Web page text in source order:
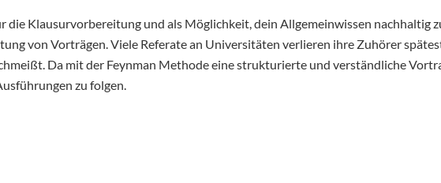
die Klausurvorbereitung und als Möglichkeit, dein Allgemeinwissen nachhaltig
von Vorträgen. Viele Referate an Universitäten verlieren ihre Zuhörer
Da mit der Feynman Methode eine strukturierte und verständliche
zu folgen.